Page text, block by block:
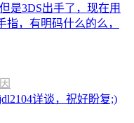
是3DS出手了，现在用
指，有明码什么的么，
详谈，祝好盼复;)